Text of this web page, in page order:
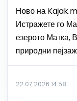
Ново на
Истражете го
езерото Матка,
природни
22.07.2026 14:58